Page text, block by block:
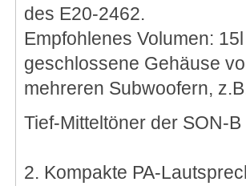
des E20-2462.
Empfohlenes Volumen:
geschlossene Gehäuse
mehreren Subwoofern,
Tief-Mitteltöner der SON-B
2. Kompakte PA-